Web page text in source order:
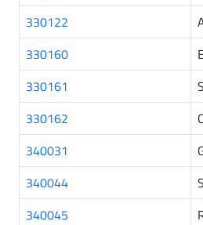
330122
330160
330161
330162
340031
340044
340045